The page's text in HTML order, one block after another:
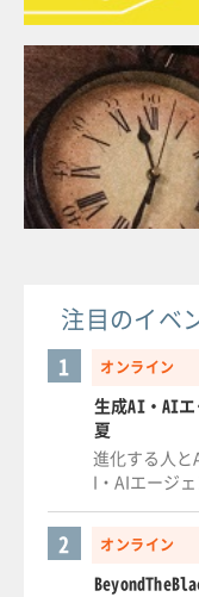
注目のイベ
オンライン
1
生成AI・AI
夏
進化する人と
I・AIエージ
オンライン
2